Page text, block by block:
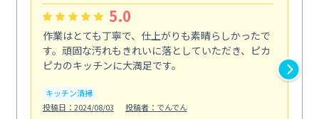
5.0
作業はとても丁寧で、仕上がりも素晴らしかったで
す。頑固な汚れもきれいに落としていただき、ピカ
ピカのキッチンに大満足です。
キッチン清掃
投稿日：2024/08/03
投稿者：でんでん